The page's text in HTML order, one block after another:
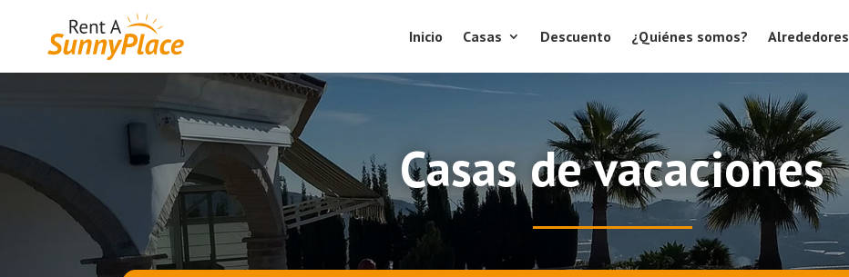
Inicio Casas Descuento ¿Quiénes somos? Alrededores
Casas de vacaciones